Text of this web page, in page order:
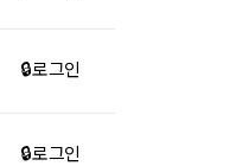
🔒 로그인
🔒 로그인